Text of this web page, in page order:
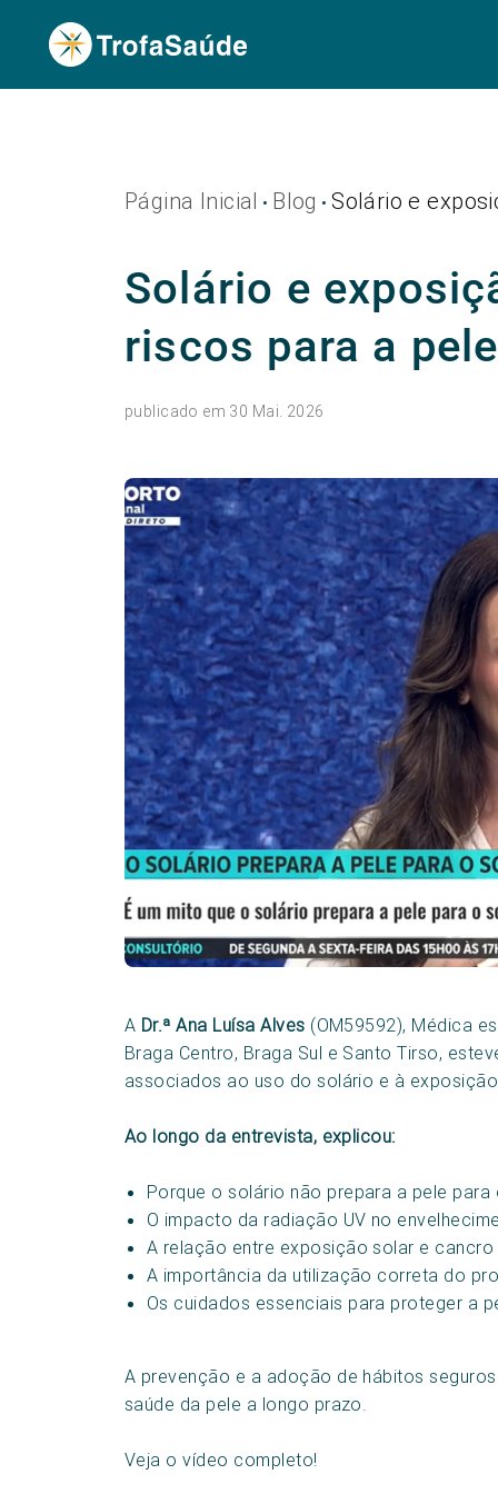
Página Inicial • Blog •Solário e
Solário e
riscos para a pele
publicado em 30 Mai. 2026
A Dr.ª Ana Luísa Alves (OM59592), Médica
Braga Centro, Braga Sul e Santo Tirso,
associados ao uso do solário e à
Ao longo da entrevista, explicou:
Porque o solário não prepara a pele para
O impacto da radiação UV no
A relação entre exposição solar e cancro
A importância da utilização correta do
Os cuidados essenciais para proteger a
A prevenção e a adoção de hábitos
saúde da pele a longo prazo.
Veja o vídeo completo!